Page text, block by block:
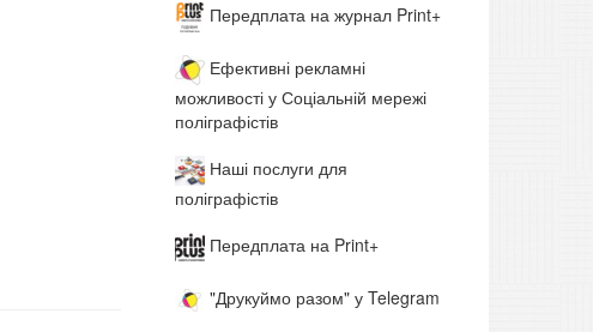
Передплата на журнал Print+
Ефективні рекламні
можливості у Соціальній мережі
поліграфістів
Наші послуги для
поліграфістів
Передплата на Print+
"Друкуймо разом" у Telegram